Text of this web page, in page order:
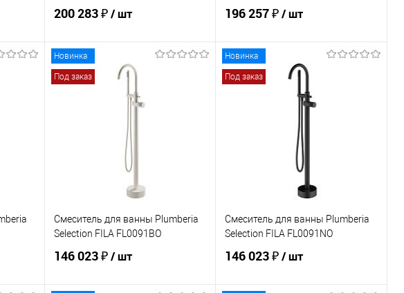
200 283 ₽/ шт
В корзину
196 257 ₽/ шт
В корзину
Купить в 1 клик
Новинка
Под заказ
Смеситель для ванны Plumberia
Selection FILA FL0091BO
146 023 ₽/ шт
Новинка
Под заказ
Смеситель для ванны Plumberia
Selection FILA FL0091NO
146 023 ₽/ шт